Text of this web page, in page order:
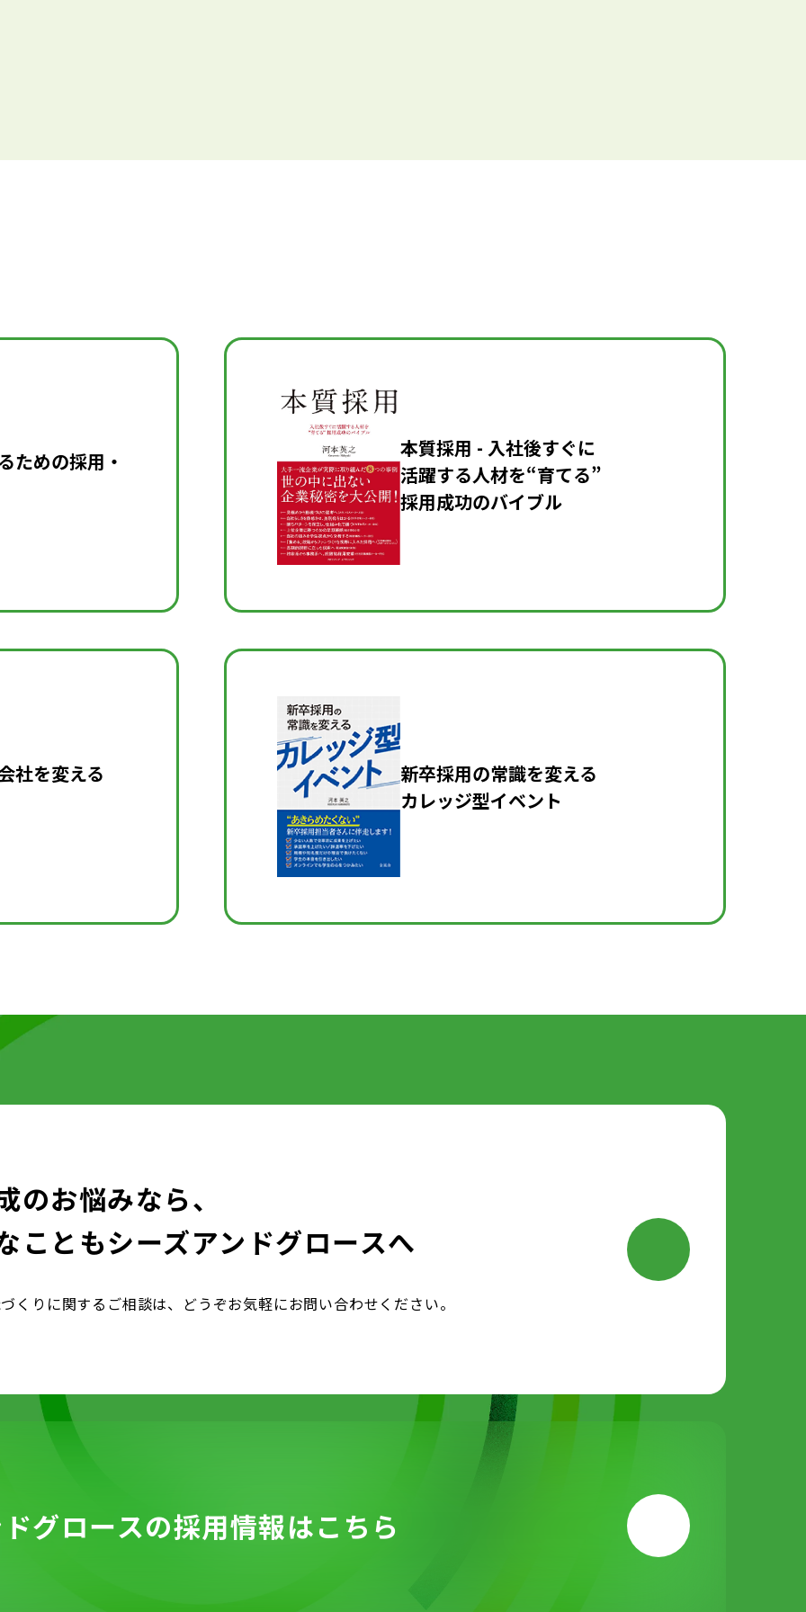
ための採用・
本質採用 - 入社後すぐに
活躍する人材を“育てる”
採用成功のバイブル
社を変える 新卒採用の常識を変える
カレッジ型イベント
のお悩みなら、
こともシーズアンドグロースへ
くりに関するご相談は、どうぞお気軽にお問い合わせください。
グロースの採用情報はこちら